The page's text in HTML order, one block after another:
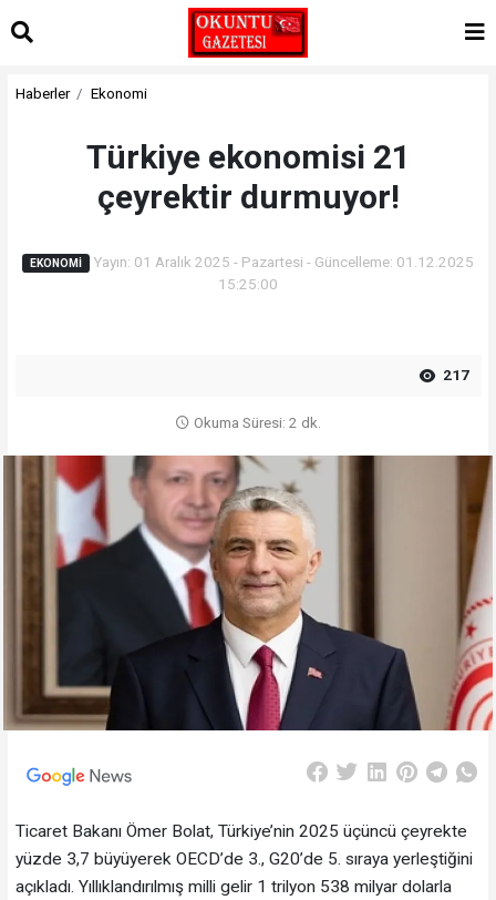
Haberler Ekonomi
Türkiye ekonomisi 21
çeyrektir durmuyor!
EKONOMI Yayın: 01 Aralık 2025 - Pazartesi - Güncelleme: 01.12.2025
15:25:00
217
Okuma Süresi: 2 dk.
Ticaret Bakanı Ömer Bolat, Türkiye’nin 2025 üçüncü çeyrekte
yüzde 3,7 büyüyerek OECD’de 3., G20’de 5. sıraya yerleştiğini
açıkladı. Yıllıklandırılmış milli gelir 1 trilyon 538 milyar dolarla